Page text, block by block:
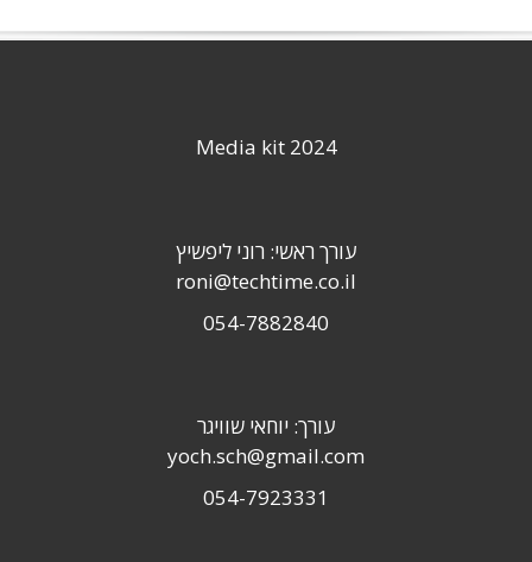
Media kit 2024
עורך ראשי: רוני ליפשיץ
roni@techtime.co.il
054-7882840
עורך: יוחאי שוויגר
yoch.sch@gmail.com
054-7923331